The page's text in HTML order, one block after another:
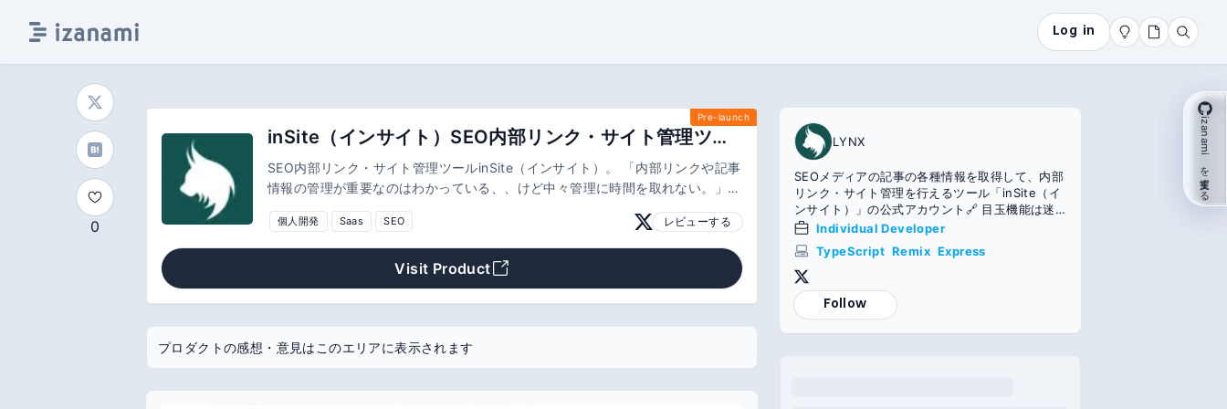
Log in
0
Pre-launch
inSite（インサイト）SEO内部リンク・サイト管理ツール
SEO内部リンク・サイト管理ツールinSite（インサイト）。 「内部リンクや記事
情報の管理が重要なのはわかっている、、けど中々管理に時間を取れない。」そ
んなSEOメディア運営者のためのツールです。ウェイティングリストへの登録を
受付中です！
個人開発 Saas SEO レビューする
Visit Product
プロダクトの感想・意見はこのエリアに表示されます
LYNX
SEOメディアの記事の各種情報を取得して、内部
リンク・サイト管理を行えるツール「inSite（イ
ンサイト）」の公式アカウント🔗 目玉機能は迷
子になりがちな内部リンクをチェックできる機
能。現在、先行アクセスユーザーを募集中！中の
人はエンジニアとマーケター🤖
Individual Developer
TypeScript Remix Express
Follow
izanami を支援する